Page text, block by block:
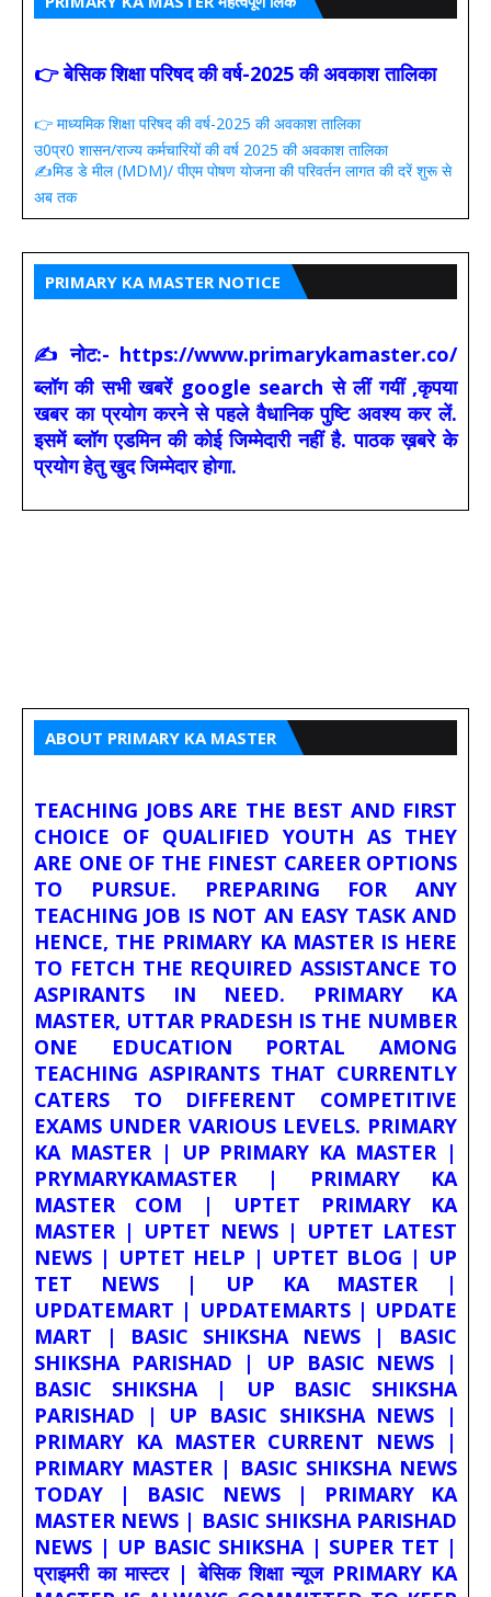
👉 बेसिक शिक्षा परिषद की वर्ष-2025 की अवकाश तालिका
👉 माध्यमिक शिक्षा परिषद की वर्ष-2025 की अवकाश तालिका
उ0प्र0 शासन/राज्य कर्मचारियों की वर्ष 2025 की अवकाश तालिका
✍️मिड डे मील (MDM)/ पीएम पोषण योजना की परिवर्तन लागत की दरें शुरू से
अब तक
PRIMARY KA MASTER NOTICE
✍ नोट:- https://www.primarykamaster.co/
ब्लॉग की सभी खबरें google search से लीं गयीं ,कृपया
खबर का प्रयोग करने से पहले वैधानिक पुष्टि अवश्य कर लें.
इसमें ब्लॉग एडमिन की कोई जिम्मेदारी नहीं है. पाठक ख़बरे के
प्रयोग हेतु खुद जिम्मेदार होगा.
ABOUT PRIMARY KA MASTER
TEACHING JOBS ARE THE BEST AND FIRST
CHOICE OF QUALIFIED YOUTH AS THEY
ARE ONE OF THE FINEST CAREER OPTIONS
TO PURSUE. PREPARING FOR ANY
TEACHING JOB IS NOT AN EASY TASK AND
HENCE, THE PRIMARY KA MASTER IS HERE
TO FETCH THE REQUIRED ASSISTANCE TO
ASPIRANTS IN NEED. PRIMARY KA
MASTER, UTTAR PRADESH IS THE NUMBER
ONE EDUCATION PORTAL AMONG
TEACHING ASPIRANTS THAT CURRENTLY
CATERS TO DIFFERENT COMPETITIVE
EXAMS UNDER VARIOUS LEVELS. PRIMARY
KA MASTER | UP PRIMARY KA MASTER |
PRYMARYKAMASTER | PRIMARY KA
MASTER COM | UPTET PRIMARY KA
MASTER | UPTET NEWS | UPTET LATEST
NEWS | UPTET HELP | UPTET BLOG | UP
TET NEWS | UP KA MASTER |
UPDATEMART | UPDATEMARTS | UPDATE
MART | BASIC SHIKSHA NEWS | BASIC
SHIKSHA PARISHAD | UP BASIC NEWS |
BASIC SHIKSHA | UP BASIC SHIKSHA
PARISHAD | UP BASIC SHIKSHA NEWS |
PRIMARY KA MASTER CURRENT NEWS |
PRIMARY MASTER | BASIC SHIKSHA NEWS
TODAY | BASIC NEWS | PRIMARY KA
MASTER NEWS | BASIC SHIKSHA PARISHAD
NEWS | UP BASIC SHIKSHA | SUPER TET |
प्राइमरी का मास्टर | बेसिक शिक्षा न्यूज PRIMARY KA